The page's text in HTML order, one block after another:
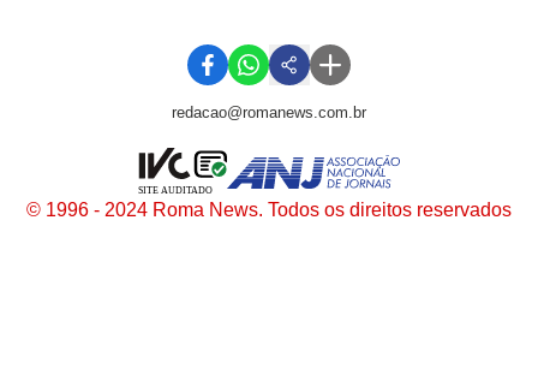
redacao@romanews.com.br
© 1996 - 2024 Roma News. Todos os direitos reservados
SITE AUDITADO